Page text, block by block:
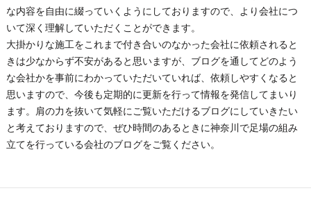
な内容を自由に綴っていくようにしておりますので、より会社につ
いて深く理解していただくことができます。
大掛かりな施工をこれまで付き合いのなかった会社に依頼されると
きは少なからず不安があると思いますが、ブログを通してどのよう
な会社かを事前にわかっていただいていれば、依頼しやすくなると
思いますので、今後も定期的に更新を行って情報を発信してまいり
ます。肩の力を抜いて気軽にご覧いただけるブログにしていきたい
と考えておりますので、ぜひ時間のあるときに神奈川で足場の組み
立てを行っている会社のブログをご覧ください。